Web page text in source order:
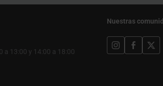
a 13:00 y 14:00 a 18:00
Nuestras